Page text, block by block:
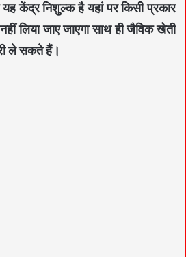
केंद्र निशुल्क है यहां पर किसी प्रकार
लिया जाए जाएगा साथ ही जैविक खेती
ले सकते हैं।